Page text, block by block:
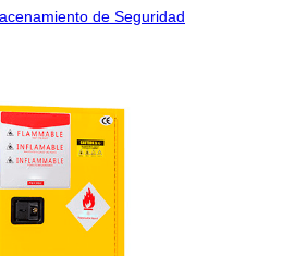
de Seguridad